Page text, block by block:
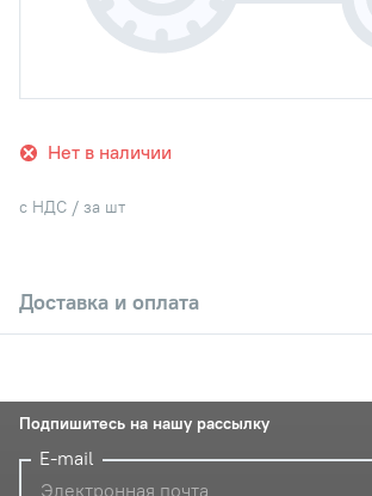
Нет в наличии
с НДС / за шт
Доставка и оплата
Подпишитесь на нашу рассылку
E-mail